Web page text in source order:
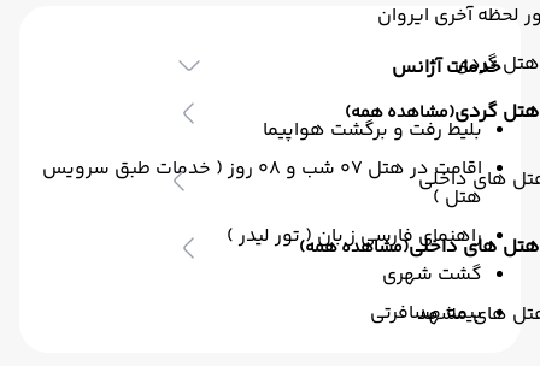
لحظه آخری ایروان
هتل گردی
هتل گردی(مشاهده همه)
های داخلی
هتل های داخلی(مشاهده همه)
های مشهد
خدمات آژانس
بلیط رفت و برگشت هواپیما
اقامت در هتل 07 شب و 08 روز ( خدمات طبق سرویس
هتل )
راهنمای فارسی ز بان ( تور لیدر )
گشت شهری
بیمه مسافرتی